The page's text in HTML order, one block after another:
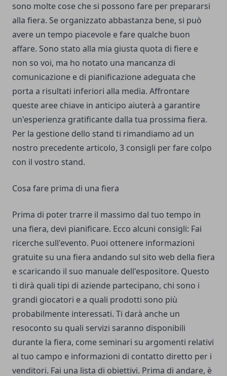
sono molte cose che si possono fare per prepararsi
alla fiera. Se organizzato abbastanza bene, si può
avere un tempo piacevole e fare qualche buon
affare. Sono stato alla mia giusta quota di fiere e
non so voi, ma ho notato una mancanza di
comunicazione e di pianificazione adeguata che
porta a risultati inferiori alla media. Affrontare
queste aree chiave in anticipo aiuterà a garantire
un'esperienza gratificante dalla tua prossima fiera.
Per la gestione dello stand ti rimandiamo ad un
nostro precedente articolo, 3 consigli per fare colpo
con il vostro stand.
Cosa fare prima di una fiera
Prima di poter trarre il massimo dal tuo tempo in
una fiera, devi pianificare. Ecco alcuni consigli: Fai
ricerche sull'evento. Puoi ottenere informazioni
gratuite su una fiera andando sul sito web della fiera
e scaricando il suo manuale dell'espositore. Questo
ti dirà quali tipi di aziende partecipano, chi sono i
grandi giocatori e a quali prodotti sono più
probabilmente interessati. Ti darà anche un
resoconto su quali servizi saranno disponibili
durante la fiera, come seminari su argomenti relativi
al tuo campo e informazioni di contatto diretto per i
venditori. Fai una lista di obiettivi. Prima di andare, è